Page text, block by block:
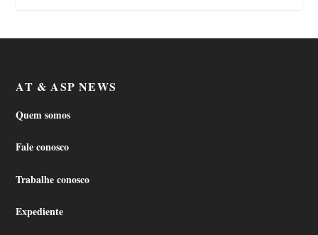
AT & ASP NEWS
Quem somos
Fale conosco
Trabalhe conosco
Expediente